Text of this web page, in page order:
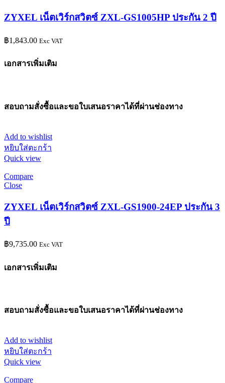
ZYXEL เน็ตเวิร์กสวิตซ์ ZXL-GS1005HP ประกัน 2 ปี
฿1,843.00 Exc VAT
เอกสารเพิ่มเติม
สอบถามสั่งซื้อและขอใบเสนอราคาได้ที่ผ่านช่องทาง
Add to wishlist
หยิบใส่ตะกร้า
Quick view
Compare
Close
ZYXEL เน็ตเวิร์กสวิตซ์ ZXL-GS1900-24EP ประกัน 3
ปี
฿9,735.00 Exc VAT
เอกสารเพิ่มเติม
สอบถามสั่งซื้อและขอใบเสนอราคาได้ที่ผ่านช่องทาง
Add to wishlist
หยิบใส่ตะกร้า
Quick view
Compare